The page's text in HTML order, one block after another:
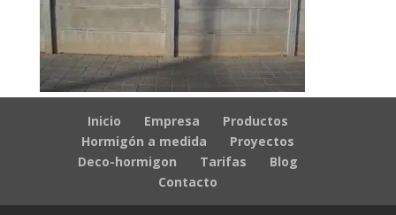
Inicio Empresa
Productos
Hormigón a medida
Proyectos
Deco-hormigon
Tarifas
Blog
Contacto